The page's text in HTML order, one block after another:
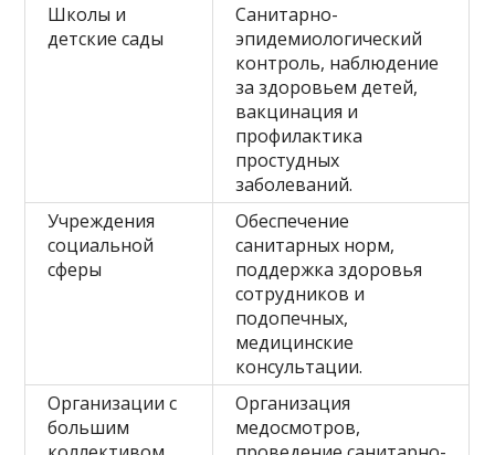
Школы и
детские сады
Санитарно-
эпидемиологический
контроль, наблюдение
за здоровьем детей,
вакцинация и
профилактика
простудных
заболеваний.
Учреждения
социальной
сферы
Обеспечение
санитарных норм,
поддержка здоровья
сотрудников и
подопечных,
медицинские
консультации.
Организации с
большим
Организация
медосмотров,